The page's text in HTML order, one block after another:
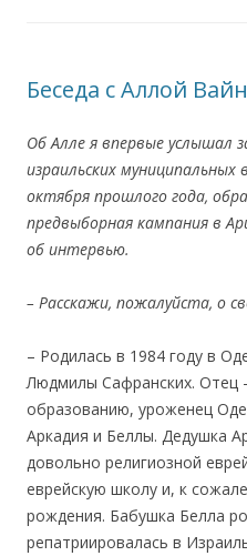
Беседа с Аллой
Об Алле я впервые услышал
израильских
октября прошлого года,
предвыборная кампания в
об интервью.
– Расскажи, пожалуйста, о
– Родилась в 1984 году в
Людмилы Сафранских. Отец
образованию, уроженец
Аркадия и Беллы. Дедушка
довольно религиозной
еврейскую школу и, к
рождения. Бабушка Белла
репатриировалась в